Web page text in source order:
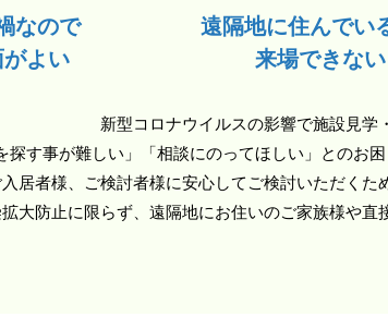
なので
よい
遠隔地に住んでい
来場できない
新型コロナウイルスの影響で施設見学
探す事が難しい」「相談にのってほしい」とのお
居者様、ご検討者様に安心してご検討いただく
大防止に限らず、遠隔地にお住いのご家族様や